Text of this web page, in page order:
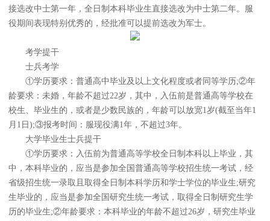
接选改中士第一年，全日制本科毕业生直接选改为中士第二年。服
役期间表现特别优秀的，经批准可以提前选改为军士。
考学提干
士兵考学
①学历要求：普通高中毕业及以上文化程度或者同等学历;②年
龄要求：未婚，年龄不超过22岁，其中，入伍前是普通高等学校在
校生、毕业生的，或者是少数民族的，年龄可以放宽1岁(截至当年1
月1日);③报考时间：服现役满1年，不超过3年。
大学毕业生士兵提干
①学历要求：入伍前为普通高等学校全日制本科以上毕业，其
中，本科毕业的，应当是参加全国普通高等学校招生统一考试，经
省级招生统一录取且取得全日制本科学历和学士学位的毕业生;研究
生毕业的，应当是参加全国研究生统一考试，取得全日制研究生学
历的毕业生;②年龄要求：本科毕业的年龄不超过26岁，研究生毕业